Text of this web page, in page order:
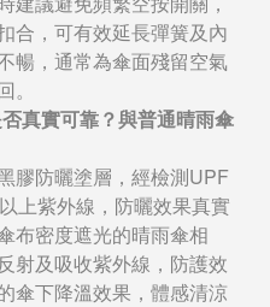
合，可有效延長彈簧及內
暢，通常為傘面殘留空氣
真實可靠？與普通晴雨傘
膠防曬塗層，經檢測UPF
上紫外線，防曬效果真實
布密度遮光的晴雨傘相
射及吸收紫外線，防護效
傘下降溫效果，體感清涼